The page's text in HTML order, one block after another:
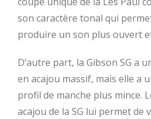
son caractère tonal qui
produire un son plus ouvert
D’autre part, la Gibson SG a
en acajou massif, mais elle a
profil de manche plus mince.
acajou de la SG lui permet